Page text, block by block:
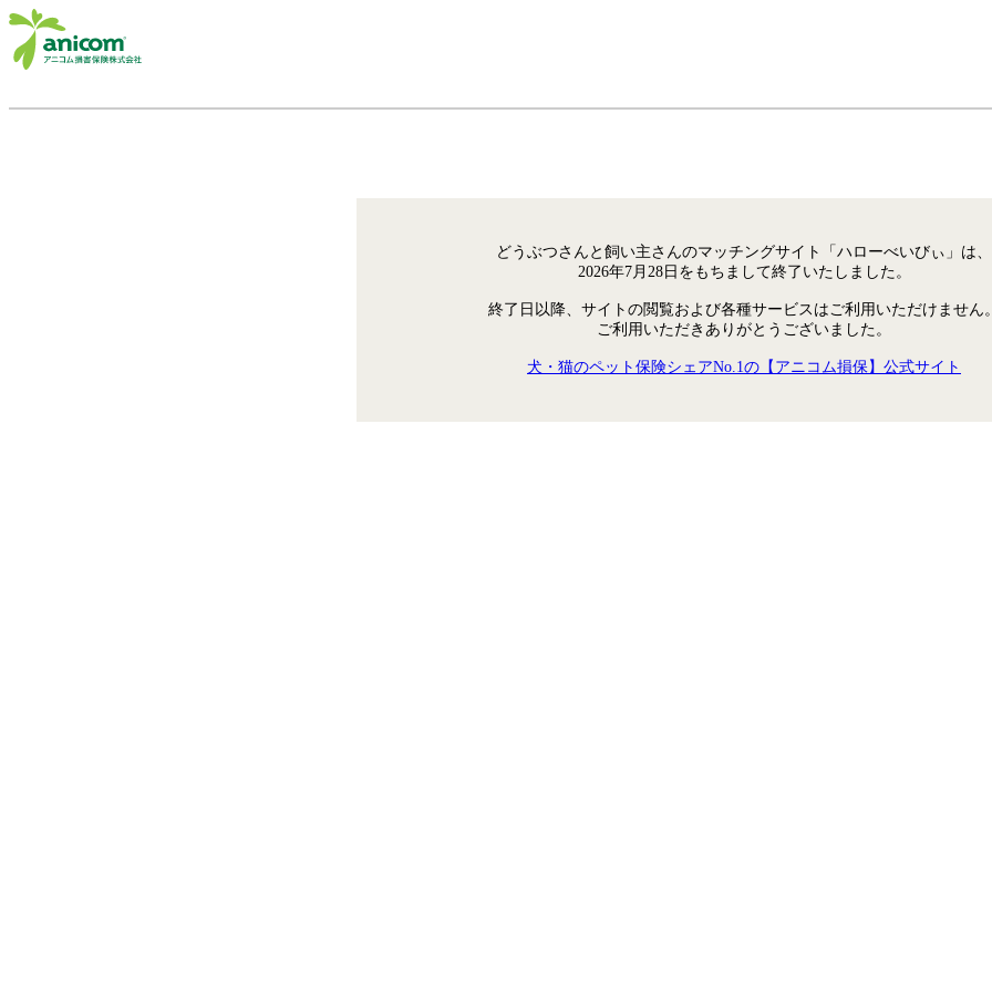
どうぶつさんと飼い主さんのマッチングサイト「ハローべいびぃ」は、
2026年7月28日をもちまして終了いたしました。
終了日以降、サイトの閲覧および各種サービスはご利用いただけません
ご利用いただきありがとうございました。
犬・猫のペット保険シェアNo.1の【アニコム損保】公式サイト